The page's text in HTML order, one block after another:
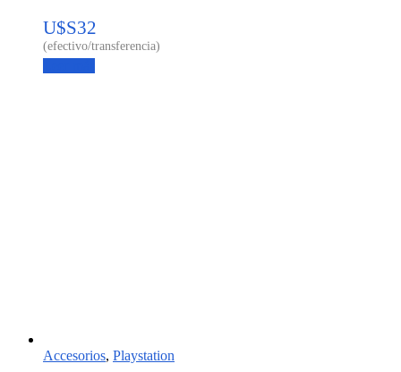
U$S32
Accesorios, Playstation